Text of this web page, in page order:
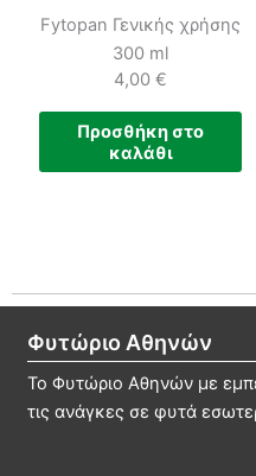
Fytopan Γενικής χρήσης
300 ml
4,00€
Προσθήκη στο
καλάθι
Φυτώριο Αθηνών
Το Φυτώριο Αθηνών με
τις ανάγκες σε φυτά